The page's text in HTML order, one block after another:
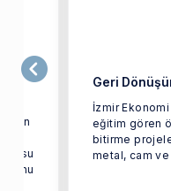
Geri
İzmir
eğitim gören
bitirme
metal, cam ve